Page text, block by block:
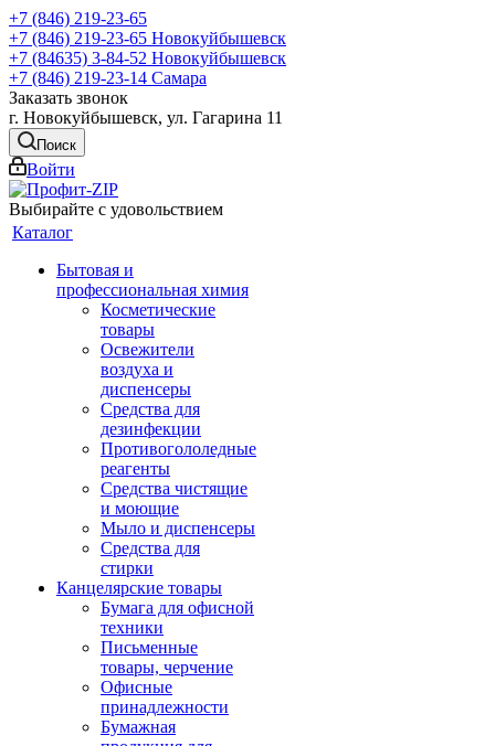
+7 (846) 219-23-65
+7 (846) 219-23-65 Новокуйбышевск
+7 (84635) 3-84-52 Новокуйбышевск
+7 (846) 219-23-14 Самара
Заказать звонок
г. Новокуйбышевск, ул. Гагарина 11
Поиск
Войти
Выбирайте с удовольствием
Каталог
Бытовая и
профессиональная химия
Косметические
товары
Освежители
воздуха и
диспенсеры
Средства для
дезинфекции
Противогололедные
реагенты
Средства чистящие
и моющие
Мыло и диспенсеры
Средства для
стирки
Канцелярские товары
Бумага для офисной
техники
Письменные
товары, черчение
Офисные
принадлежности
Бумажная